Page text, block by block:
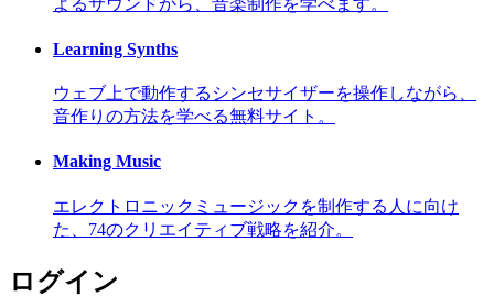
Learning Synths
ウェブ上で動作するシンセサイザーを操作しながら、
音作りの方法を学べる無料サイト。
Making Music
エレクトロニックミュージックを制作する人に向け
た、74のクリエイティブ戦略を紹介。
ログイン